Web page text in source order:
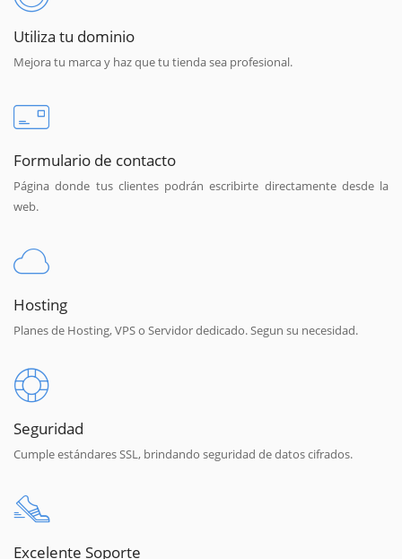
Utiliza tu dominio
Mejora tu marca y haz que tu tienda sea profesional.
Formulario de contacto
Página donde tus clientes podrán escribirte directamente desde la
web.
Hosting
Planes de Hosting, VPS o Servidor dedicado. Segun su necesidad.
Seguridad
Cumple estándares SSL, brindando seguridad de datos cifrados.
Excelente Soporte